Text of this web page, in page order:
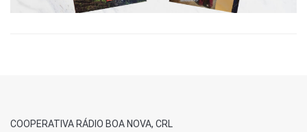
COOPERATIVA RÁDIO BOA NOVA, CRL